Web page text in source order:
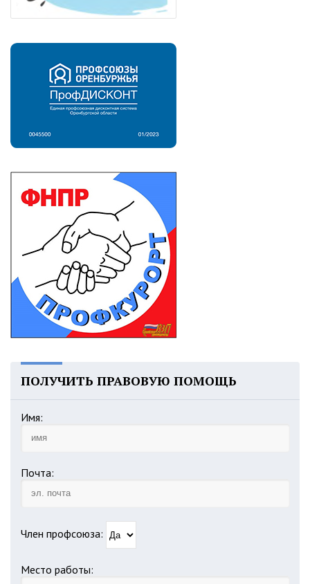
ПОЛУЧИТЬ ПРАВОВУЮ ПОМОЩЬ
Имя:
Почта:
Член профсоюза:
Место работы: